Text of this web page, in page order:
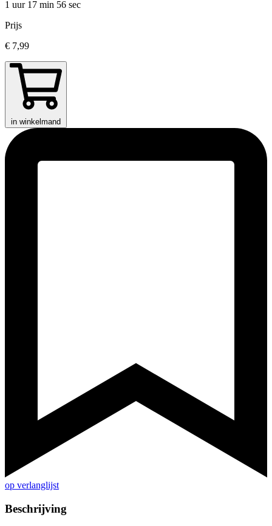
1 uur 17 min 56 sec
Prijs
€ 7,99
in winkelmand
op verlanglijst
Beschrijving